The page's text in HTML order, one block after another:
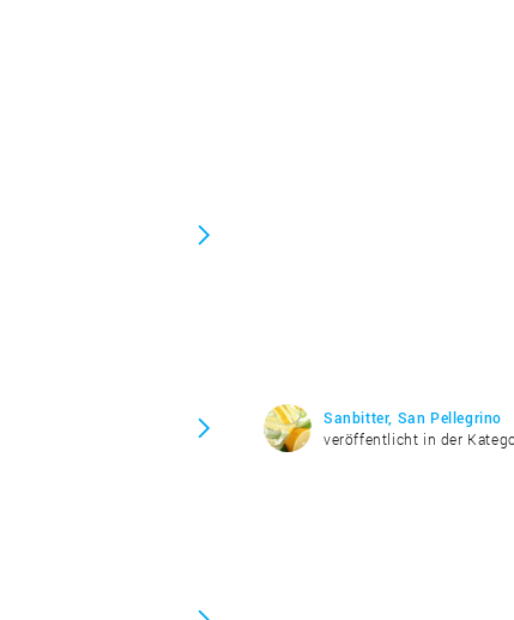
Sanbitter, San Pellegrino
veröffentlicht in der